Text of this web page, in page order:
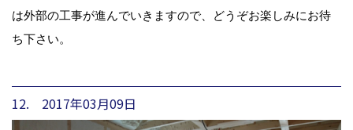
は外部の工事が進んでいきますので、どうぞお楽しみにお待
ち下さい。
12. 2017年03月09日